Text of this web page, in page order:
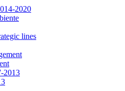
2020
lines
2013